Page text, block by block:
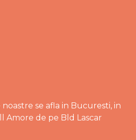
se afla in Bucuresti, in
Amore de pe Bld Lascar